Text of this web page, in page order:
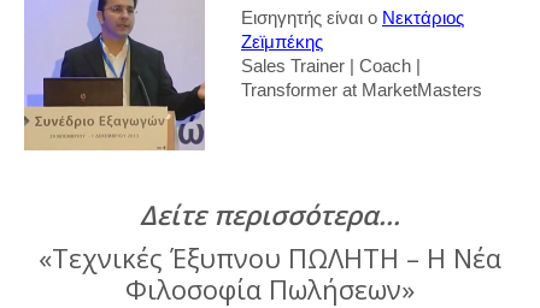
Εισηγητής είναι ο Νεκτάριος
Ζεϊμπέκης
Sales Trainer | Coach |
Transformer at MarketMasters
Δείτε περισσότερα…
«Τεχνικές Έξυπνου ΠΩΛΗΤΗ – Η Νέα
Φιλοσοφία Πωλήσεων»